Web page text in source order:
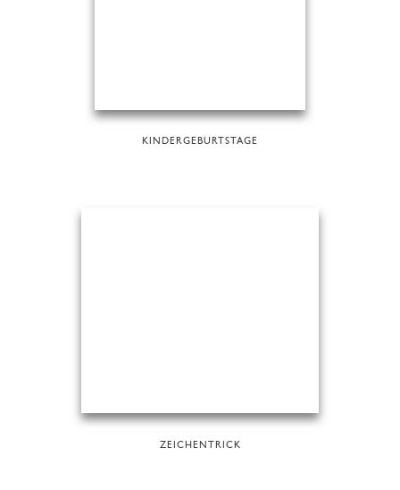
KINDERGEBURTSTAGE
ZEICHENTRICK